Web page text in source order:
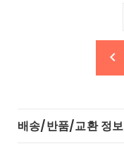
배송/반품/교환 정보